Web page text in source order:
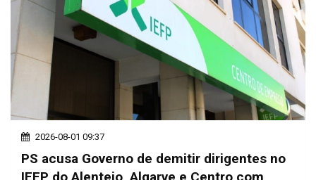
2026-08-01 09:37
PS acusa Governo de demitir dirigentes no
IEFP do Alentejo, Algarve e Centro com